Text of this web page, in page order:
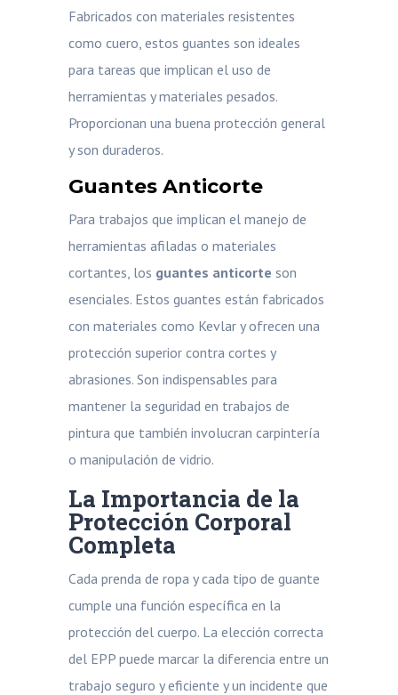
Fabricados con materiales resistentes
como cuero, estos guantes son ideales
para tareas que implican el uso de
herramientas y materiales pesados.
Proporcionan una buena protección general
y son duraderos.
Guantes Anticorte
Para trabajos que implican el manejo de
herramientas afiladas o materiales
cortantes, los guantes anticorte son
esenciales. Estos guantes están fabricados
con materiales como Kevlar y ofrecen una
protección superior contra cortes y
abrasiones. Son indispensables para
mantener la seguridad en trabajos de
pintura que también involucran carpintería
o manipulación de vidrio.
La Importancia de la
Protección Corporal
Completa
Cada prenda de ropa y cada tipo de guante
cumple una función específica en la
protección del cuerpo. La elección correcta
del EPP puede marcar la diferencia entre un
trabajo seguro y eficiente y un incidente que